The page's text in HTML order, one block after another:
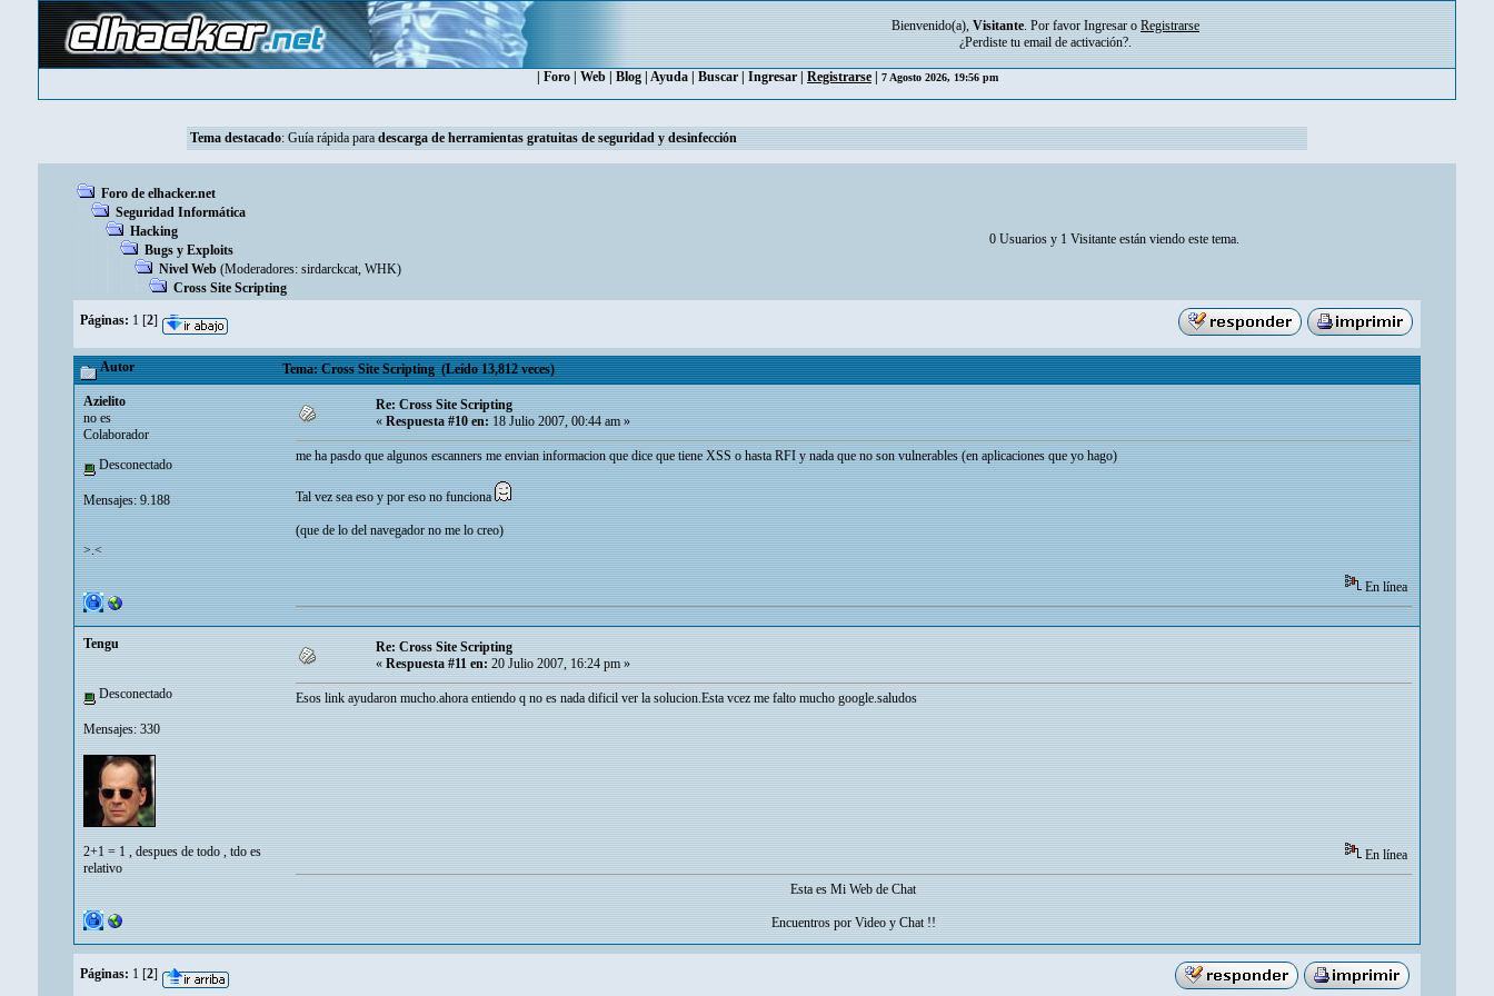
Bienvenido(a), Visitante. Por favor Ingresar o Registrarse
¿Perdiste tu email de activación?.
Foro Web Blog Ayuda Buscar Ingresar Registrarse 7 Agosto 2026, 19:56 pm
Tema destacado: Guía rápida para descarga de herramientas gratuitas de seguridad y desinfección
Foro de elhacker.net
Seguridad Informática
Hacking
Bugs y Exploits
Nivel Web (Moderadores: sirdarckcat, WHK)
Cross Site Scripting
0 Usuarios y 1 Visitante están viendo este tema.
Páginas: 1 [2]
Autor Tema: Cross Site Scripting (Leído 13,812 veces)
Azielito
no es
Colaborador
Desconectado
Mensajes: 9.188
>.<
Re: Cross Site Scripting
«Respuesta #10 en:18 Julio 2007, 00:44 am »
me ha pasdo que algunos escanners me envian informacion que dice que tiene XSS o hasta RFI y nada que no son vulnerables (en aplicaciones que yo hago)
Tal vez sea eso y por eso no funciona
(que de lo del navegador no me lo creo)
En línea
Tengu
Desconectado
Mensajes: 330
2+1 = 1 , despues de todo , tdo es
relativo
Re: Cross Site Scripting
« Respuesta #11 en: 20 Julio 2007, 16:24 pm »
Esos link ayudaron mucho.ahora entiendo q no es nada dificil ver la solucion.Esta vcez me falto mucho google.saludos
En línea
Esta es Mi Web de Chat
Encuentros por Video y Chat !!
Páginas: 1 [2]